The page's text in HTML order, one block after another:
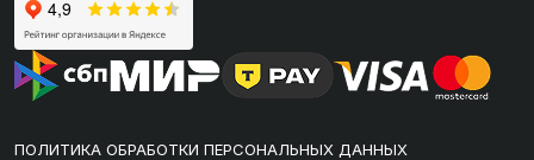
ПОЛИТИКА ОБРАБОТКИ ПЕРСОНАЛЬНЫХ ДАННЫХ